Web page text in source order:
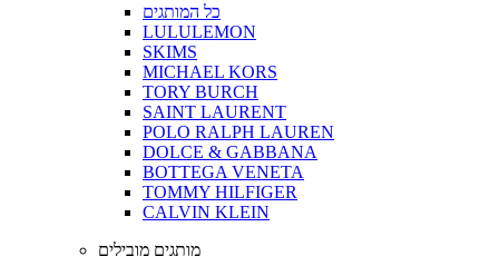
כל המותגים
LULULEMON
SKIMS
MICHAEL KORS
TORY BURCH
SAINT LAURENT
POLO RALPH LAUREN
DOLCE & GABBANA
BOTTEGA VENETA
TOMMY HILFIGER
CALVIN KLEIN
מותגים מובילים